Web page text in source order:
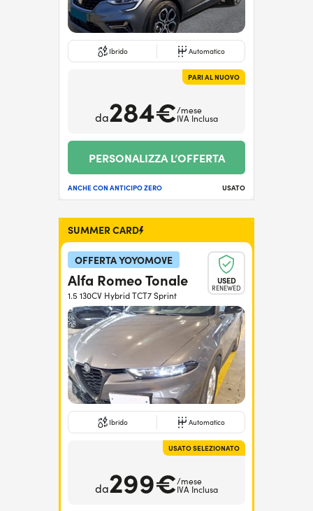
Ibrido Automatico
PARI AL NUOVO
da284€/mese
IVA Inclusa
PERSONALIZZA L’OFFERTA
ANCHE CON ANTICIPO ZERO USATO
SUMMER CARD
OFFERTA YOYOMOVE
USED
RENEWED
Alfa Romeo Tonale
1.5 130CV Hybrid TCT7 Sprint
Ibrido Automatico
USATO SELEZIONATO
da299€/mese
IVA Inclusa